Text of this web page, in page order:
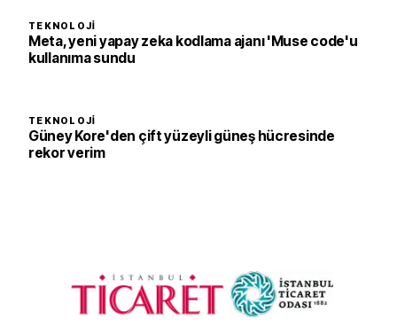
TEKNOLOJI
Meta, yeni yapay zeka kodlama ajanı 'Muse code'u
kullanıma sundu
TEKNOLOJI
Güney Kore'den çift yüzeyli güneş hücresinde
rekor verim